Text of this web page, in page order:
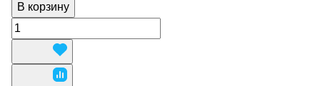
В корзину